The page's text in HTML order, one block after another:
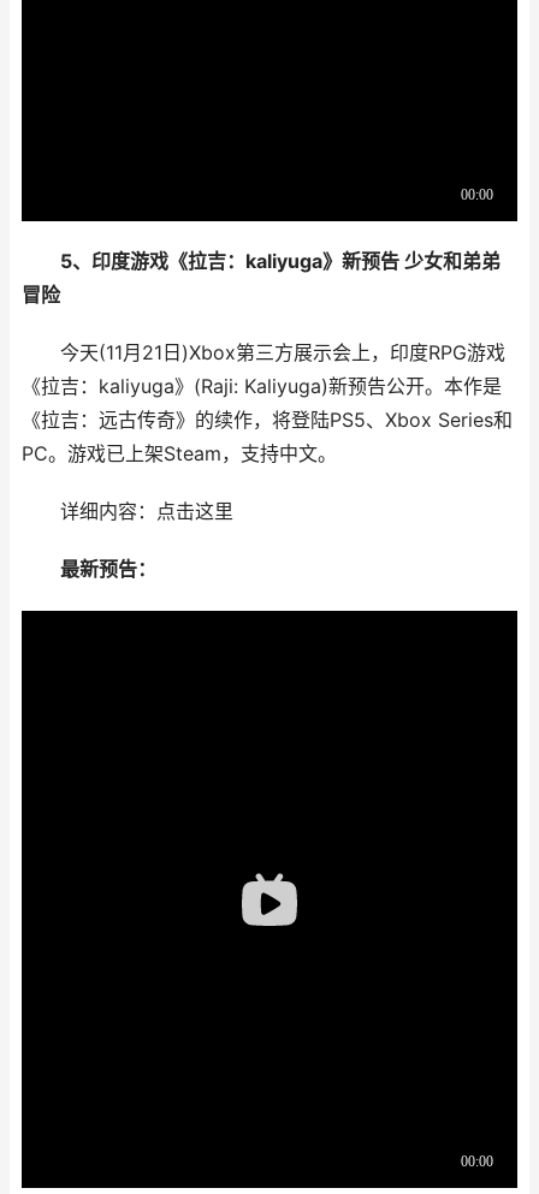
5、印度游戏《拉吉：kaliyuga》新预告 少女和弟弟
冒险
今天(11月21日)Xbox第三方展示会上，印度RPG游戏
《拉吉：kaliyuga》(Raji: Kaliyuga)新预告公开。本作是
《拉吉：远古传奇》的续作，将登陆PS5、Xbox Series和
PC。游戏已上架Steam，支持中文。
详细内容：点击这里
最新预告：